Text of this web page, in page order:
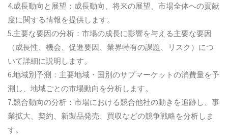
4.成長動向と展望：成長動向、将来の展望、市場全体への貢献
度に関する情報を提供します。
5.主要な要因の分析：市場の成長に影響を与える主要な要因
（成長性、機会、促進要因、業界特有の課題、リスク）につ
いて詳細に説明します。
6.地域別予測：主要地域・国別のサブマーケットの消費量を予
測し、地域ごとの市場動向を分析します。
7.競合動向の分析：市場における競合他社の動きを追跡し、事
業拡大、契約、新製品発売、買収などの競争戦略を分析しま
す。